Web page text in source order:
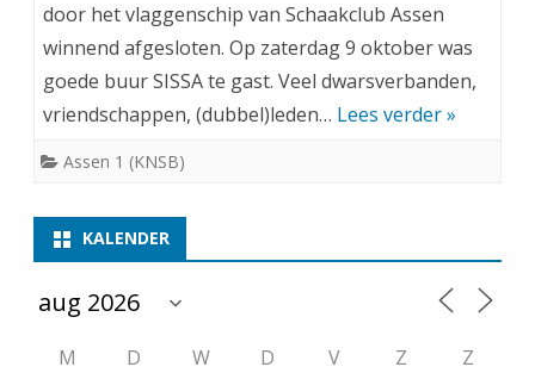
door het vlaggenschip van Schaakclub Assen
winnend afgesloten. Op zaterdag 9 oktober was
goede buur SISSA te gast. Veel dwarsverbanden,
vriendschappen, (dubbel)leden… Lees verder »
Assen 1 (KNSB)
KALENDER
M D W D V Z
Z